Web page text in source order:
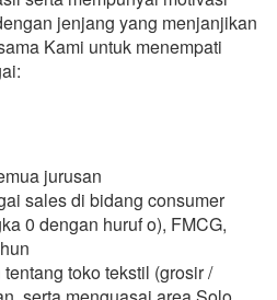
jenjang yang menjanjikan
Kami untuk menempati
jurusan
sales di bidang consumer
0 dengan huruf o), FMCG,
toko tekstil (grosir /